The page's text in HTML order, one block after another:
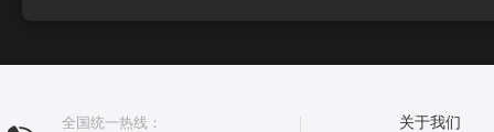
全国统一热线： 关于我们